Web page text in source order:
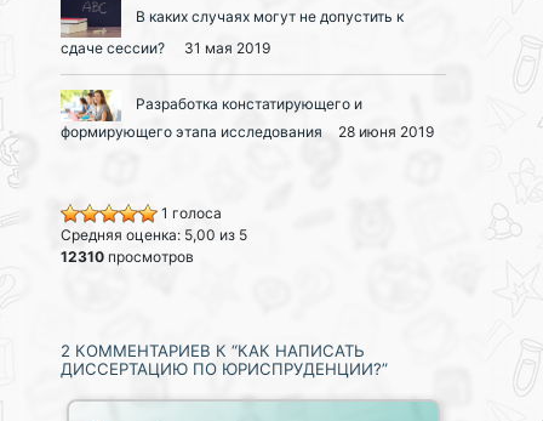
В каких случаях могут не допустить к
сдаче сессии?
31 мая 2019
Разработка констатирующего и
формирующего этапа исследования
28 июня 2019
1 голоса
Средняя оценка: 5,00 из 5
12310 просмотров
2 КОММЕНТАРИЕВ К “КАК НАПИСАТЬ
ДИССЕРТАЦИЮ ПО ЮРИСПРУДЕНЦИИ?”